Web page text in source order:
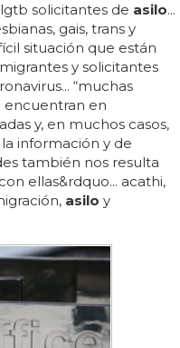
solicitantes de asilo...
gais, trans y
situación que están
y solicitantes
“muchas
encuentran en
y, en muchos casos,
información y de
también nos resulta
ellas&rdquo... acathi,
asilo y